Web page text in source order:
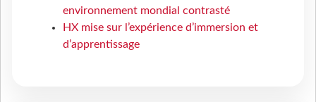
environnement mondial contrasté
HX mise sur l’expérience d’immersion et
d’apprentissage